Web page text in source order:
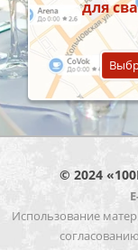
для
© 2024
Использование